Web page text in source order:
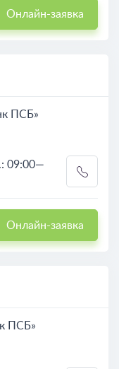
Онлайн-заявка
ПСБ»
09:00—
Онлайн-заявка
ПСБ»